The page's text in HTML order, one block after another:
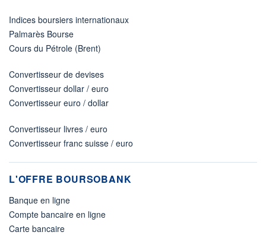
Indices boursiers internationaux
Palmarès Bourse
Cours du Pétrole (Brent)
Convertisseur de devises
Convertisseur dollar / euro
Convertisseur euro / dollar
Convertisseur livres / euro
Convertisseur franc suisse / euro
L'OFFRE BOURSOBANK
Banque en ligne
Compte bancaire en ligne
Carte bancaire